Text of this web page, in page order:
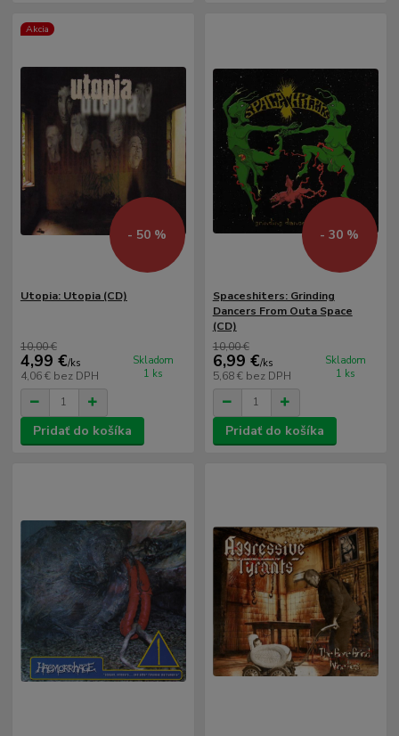
Akcia
- 50 %
Utopia: Utopia (CD)
10,00 €
4,99 €/ks
4,06 € bez DPH
Skladom
1 ks
Pridať do košíka
- 30 %
Spaceshiters: Grinding
Dancers From Outa Space
(CD)
10,00 €
6,99 €/ks
5,68 € bez DPH
Skladom
1 ks
Pridať do košíka